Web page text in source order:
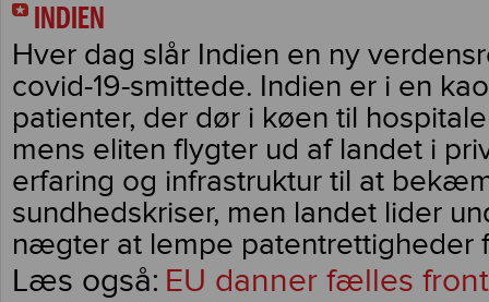
INDIEN
Hver dag slår Indien en ny
covid-19-smittede. Indien er i en
patienter, der dør i køen til
mens eliten flygter ud af landet i
erfaring og infrastruktur til at
sundhedskriser, men landet lider
nægter at lempe patentrettigheder
EU danner fælles